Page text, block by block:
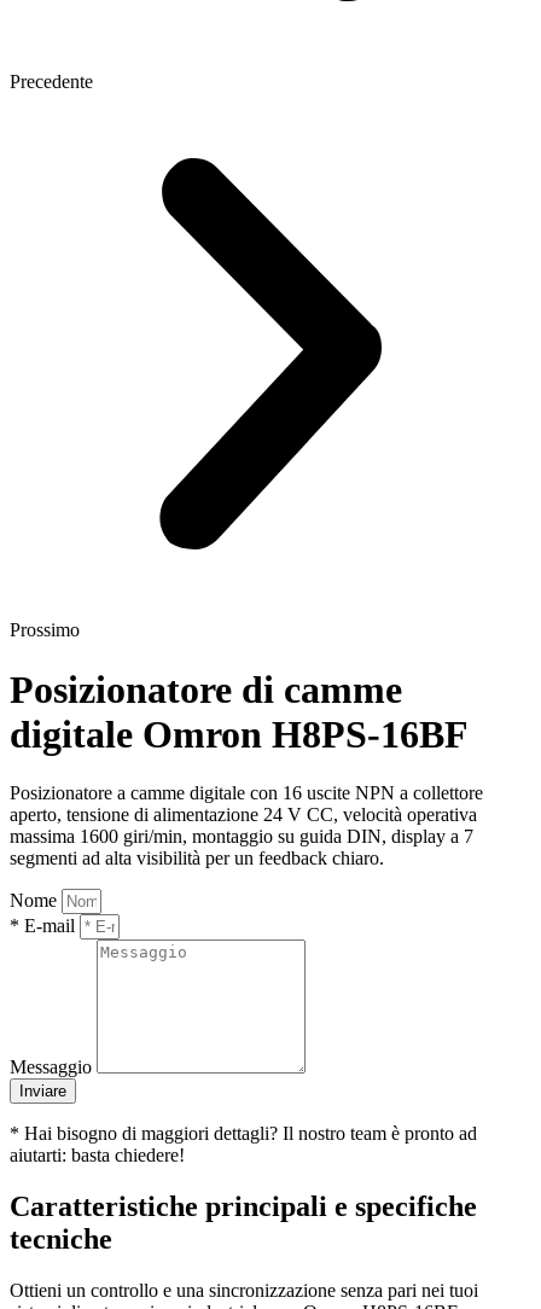
Precedente
Prossimo
Posizionatore di camme
digitale Omron H8PS-16BF
Posizionatore a camme digitale con 16 uscite NPN a collettore
aperto, tensione di alimentazione 24 V CC, velocità operativa
massima 1600 giri/min, montaggio su guida DIN, display a 7
segmenti ad alta visibilità per un feedback chiaro.
Nome
* E-mail
Messaggio
Inviare
* Hai bisogno di maggiori dettagli? Il nostro team è pronto ad
aiutarti: basta chiedere!
Caratteristiche principali e specifiche
tecniche
Ottieni un controllo e una sincronizzazione senza pari nei tuoi